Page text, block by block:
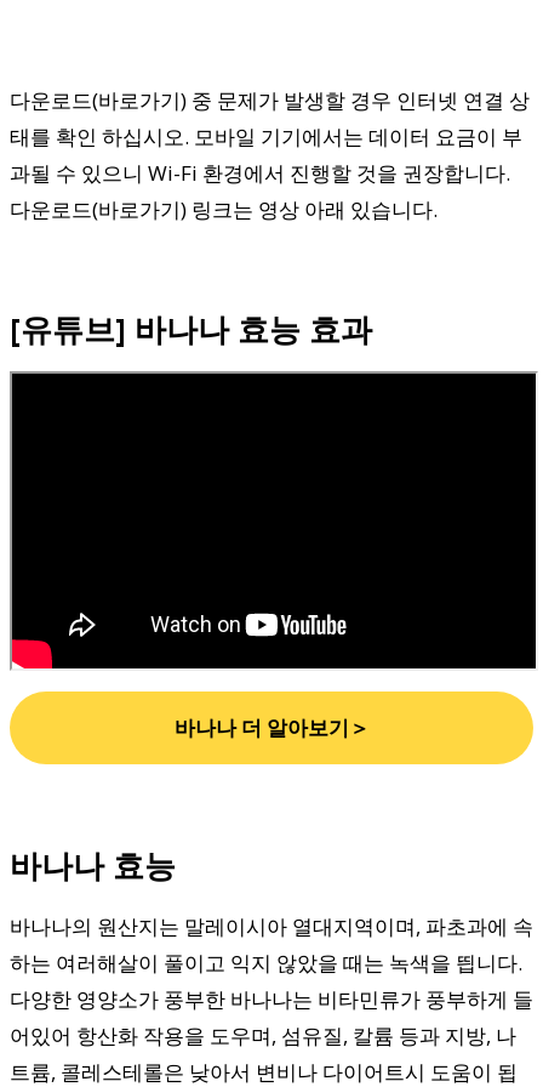
다운로드(바로가기) 중 문제가 발생할 경우 인터넷 연결 상
태를 확인 하십시오. 모바일 기기에서는 데이터 요금이 부
과될 수 있으니 Wi-Fi 환경에서 진행할 것을 권장합니다.
다운로드(바로가기) 링크는 영상 아래 있습니다.
[유튜브] 바나나 효능 효과
바나나 더 알아보기＞
바나나 효능
바나나의 원산지는 말레이시아 열대지역이며, 파초과에 속
하는 여러해살이 풀이고 익지 않았을 때는 녹색을 띕니다.
다양한 영양소가 풍부한 바나나는 비타민류가 풍부하게 들
어있어 항산화 작용을 도우며, 섬유질, 칼륨 등과 지방, 나
트륨, 콜레스테롤은 낮아서 변비나 다이어트시 도움이 됩